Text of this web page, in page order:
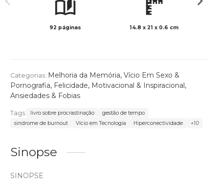
92 páginas 14.8 x 21 x 0.6 cm
Categorias: Melhoria da Memória, Vício Em Sexo &
Pornografia, Felicidade, Motivacional & Inspiracional,
Ansiedades & Fobias
Tags: livro sobre procrastinação
gestão de tempo
sindrome de burnout
Vício em Tecnologia Hiperconectividade +10
Sinopse
SINOPSE